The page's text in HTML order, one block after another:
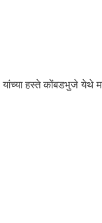
हस्ते कोंबडभुजे येथे